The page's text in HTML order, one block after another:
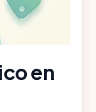
en